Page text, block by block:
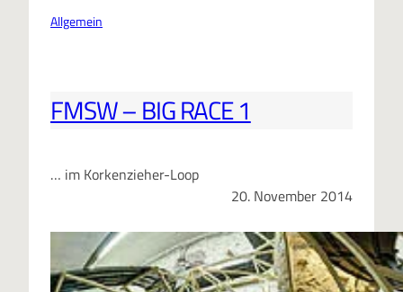
Allgemein
FMSW – BIG RACE 1
… im Korkenzieher-Loop
20. November 2014